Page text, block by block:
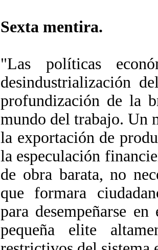
Sexta mentira.
"Las políticas
desindustrialización
profundización de la
mundo del trabajo. Un
la exportación de
la especulación
de obra barata, no
que formara
para desempeñarse
pequeña elite